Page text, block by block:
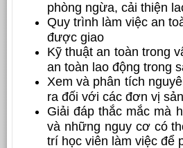
phòng ngừa, cải thiện
Quy trình làm việc an
được giao
Kỹ thuật an toàn trong
an toàn lao động trong
Xem và phân tích
ra đối với các đơn vị
Giải đáp thắc mắc mà
và những nguy cơ có
trí học viên làm việc để